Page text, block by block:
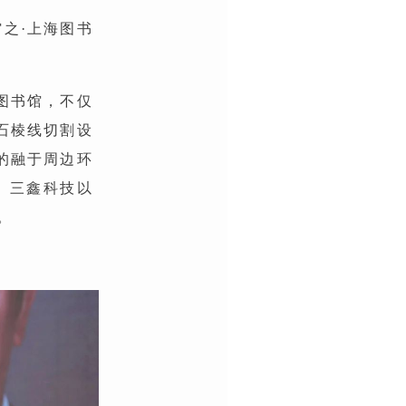
·上海图书
书馆，不仅
棱线切割设
融于周边环
三鑫科技以